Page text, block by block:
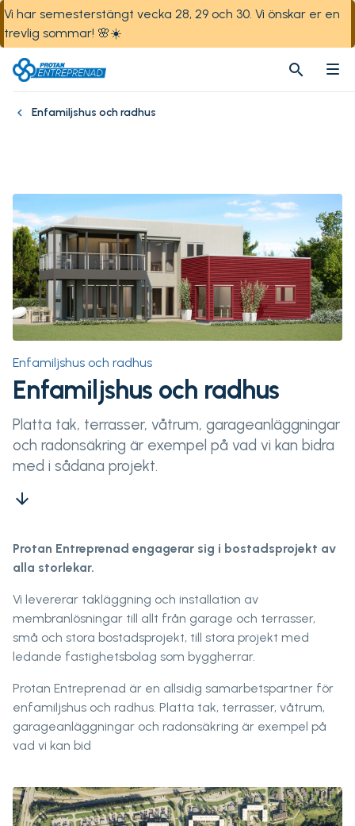
Vi har semesterstängt vecka 28, 29 och 30. Vi önskar er en
trevlig sommar! 🌸☀️
search
search
Enfamiljshus och radhus
Enfamiljshus och radhus
Enfamiljshus och radhus
Platta tak, terrasser, våtrum, garageanläggningar
och radonsäkring är exempel på vad vi kan bidra
med i sådana projekt.
arrow_downward
Protan Entreprenad engagerar sig i bostadsprojekt av
alla storlekar.
Vi levererar takläggning och installation av
membranlösningar till allt från garage och terrasser,
små och stora bostadsprojekt, till stora projekt med
ledande fastighetsbolag som byggherrar.
Protan Entreprenad är en allsidig samarbetspartner för
enfamiljshus och radhus. Platta tak, terrasser, våtrum,
garageanläggningar och radonsäkring är exempel på
vad vi kan bid